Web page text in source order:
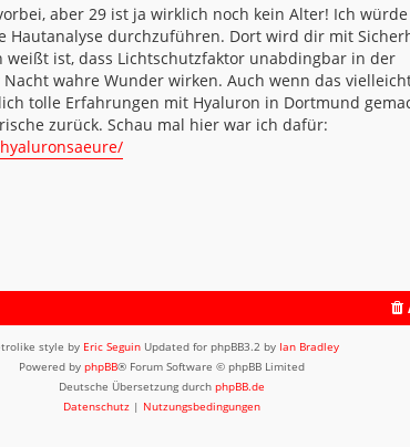
aber 29 ist ja wirklich noch kein Alter! Ich
Hautanalyse durchzuführen. Dort wird dir mit
ist, dass Lichtschutzfaktor unabdingbar in der
wahre Wunder wirken. Auch wenn das
tolle Erfahrungen mit Hyaluron in Dortmund
zurück. Schau mal hier war ich dafür:
style by Eric Seguin Updated for phpBB3.2 by Ian Bradley
Powered by phpBB® Forum Software © phpBB Limited
Deutsche Übersetzung durch phpBB.de
Datenschutz | Nutzungsbedingungen